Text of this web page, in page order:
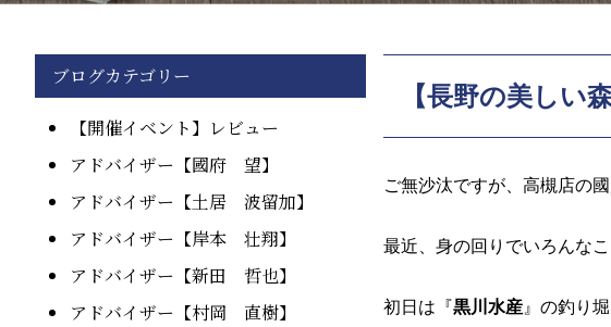
ブログカテゴリー
【開催イベント】レビュー
アドバイザー【國府 望】
アドバイザー【土居 波留加】
アドバイザー【岸本 壮翔】
アドバイザー【新田 哲也】
アドバイザー【村岡 直樹】
【長野の美しい
ご無沙汰ですが、 高槻店の
最近、身の回りでいろんな
初日は『黒川水産 』の釣り